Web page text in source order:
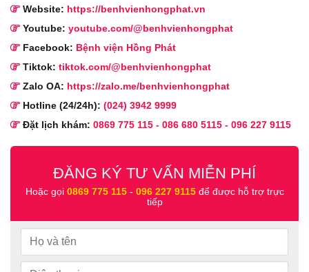
Website: https://benhvienhongphat.vn
Youtube: youtube.com/@benhvienhongphat
Facebook: Bệnh viện Hồng Phát
Tiktok: tiktok.com/@benhvienhongphat
Zalo OA: https://zalo.me/benhvienhongphat
Hotline (24/24h): (024) 3942 9999
Đặt lịch khám: 0869 775 115 - 086 680 5115 - 096 227 9115
ĐĂNG KÝ TƯ VẤN MIỄN PHÍ
Hoặc gọi 0869 775 115- 096 227 9115 để được hỗ trợ trực
tiếp